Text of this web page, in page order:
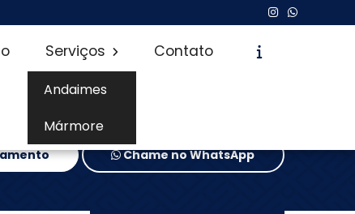
Serviços
Andaimes
Mármore
Contato
Chame no WhatsApp